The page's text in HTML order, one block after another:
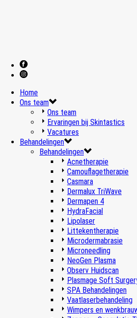
Home
Ons team
Ons team
Ervaringen bij Skintastics
Vacatures
Behandelingen
Behandelingen
Acnetherapie
Camouflagetherapie
Casmara
Dermalux TriWave
Dermapen 4
HydraFacial
Lipolaser
Littekentherapie
Microdermabrasie
Microneedling
NeoGen Plasma
Observ Huidscan
Plasmage Soft
SPA Behandelingen
Vaatlaserbehandeling
Wimpers en